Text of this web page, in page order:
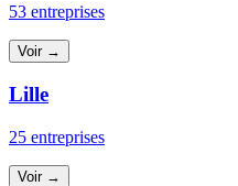
53 entreprises
Voir →
Lille
25 entreprises
Voir →